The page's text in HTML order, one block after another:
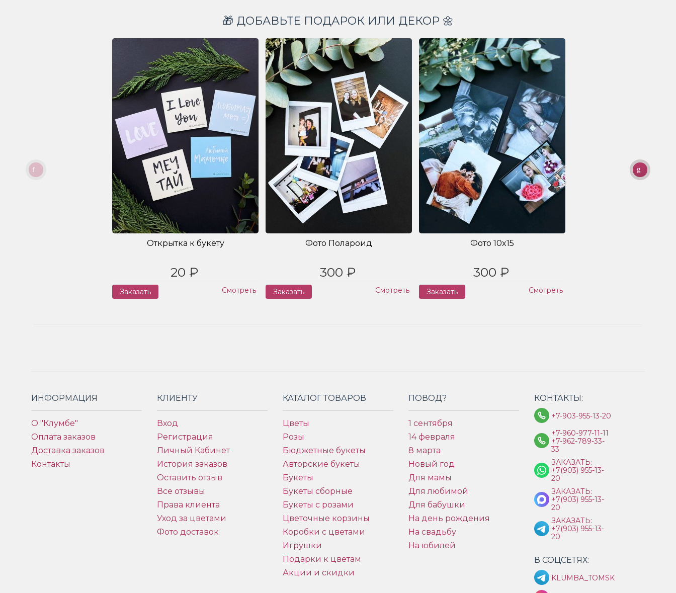
🎁 ДОБАВЬТЕ ПОДАРОК ИЛИ ДЕКОР 🌼
Открытка к букету
20 ₽
Заказать Смотреть
Фото Полароид
300 ₽
Заказать Смотреть
Фото 10x15
300 ₽
Заказать Смотреть
ИНФОРМАЦИЯ
О "Клумбе"
Оплата заказов
Доставка заказов
Контакты
КЛИЕНТУ
Вход
Регистрация
Личный Кабинет
История заказов
Оставить отзыв
Все отзывы
Права клиента
Уход за цветами
Фото доставок
КАТАЛОГ ТОВАРОВ
Цветы
Розы
Бюджетные букеты
Авторские букеты
Букеты
Букеты сборные
Букеты с розами
Цветочные корзины
Коробки с цветами
Игрушки
Подарки к цветам
Акции и скидки
ПОВОД?
1 сентября
14 февраля
8 марта
Новый год
Для мамы
Для любимой
Для бабушки
На день рождения
На свадьбу
На юбилей
КОНТАКТЫ:
+7-903-955-13-20
+7-960-977-11-11
+7-962-789-33-
33
ЗАКАЗАТЬ:
+7(903) 955-13-
20
ЗАКАЗАТЬ:
+7(903) 955-13-
20
ЗАКАЗАТЬ:
+7(903) 955-13-
20
В СОЦСЕТЯХ:
KLUMBA_TOMSK